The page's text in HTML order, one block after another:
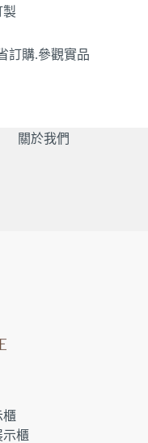
製
訂購.參觀實品
關於我們
櫃
示櫃